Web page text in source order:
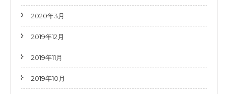
2020年3月
2019年12月
2019年11月
2019年10月